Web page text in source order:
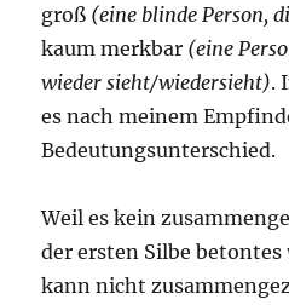
groß (eine blinde Person,
kaum merkbar (eine
wieder sieht/wiedersieht).
es nach meinem
Bedeutungsunterschied.
Weil es kein
der ersten Silbe betontes
kann nicht